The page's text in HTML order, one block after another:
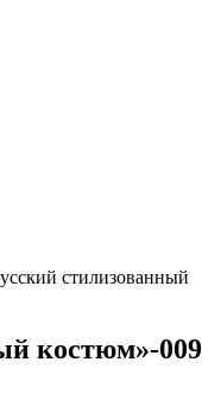
стилизованный
костюм»-009